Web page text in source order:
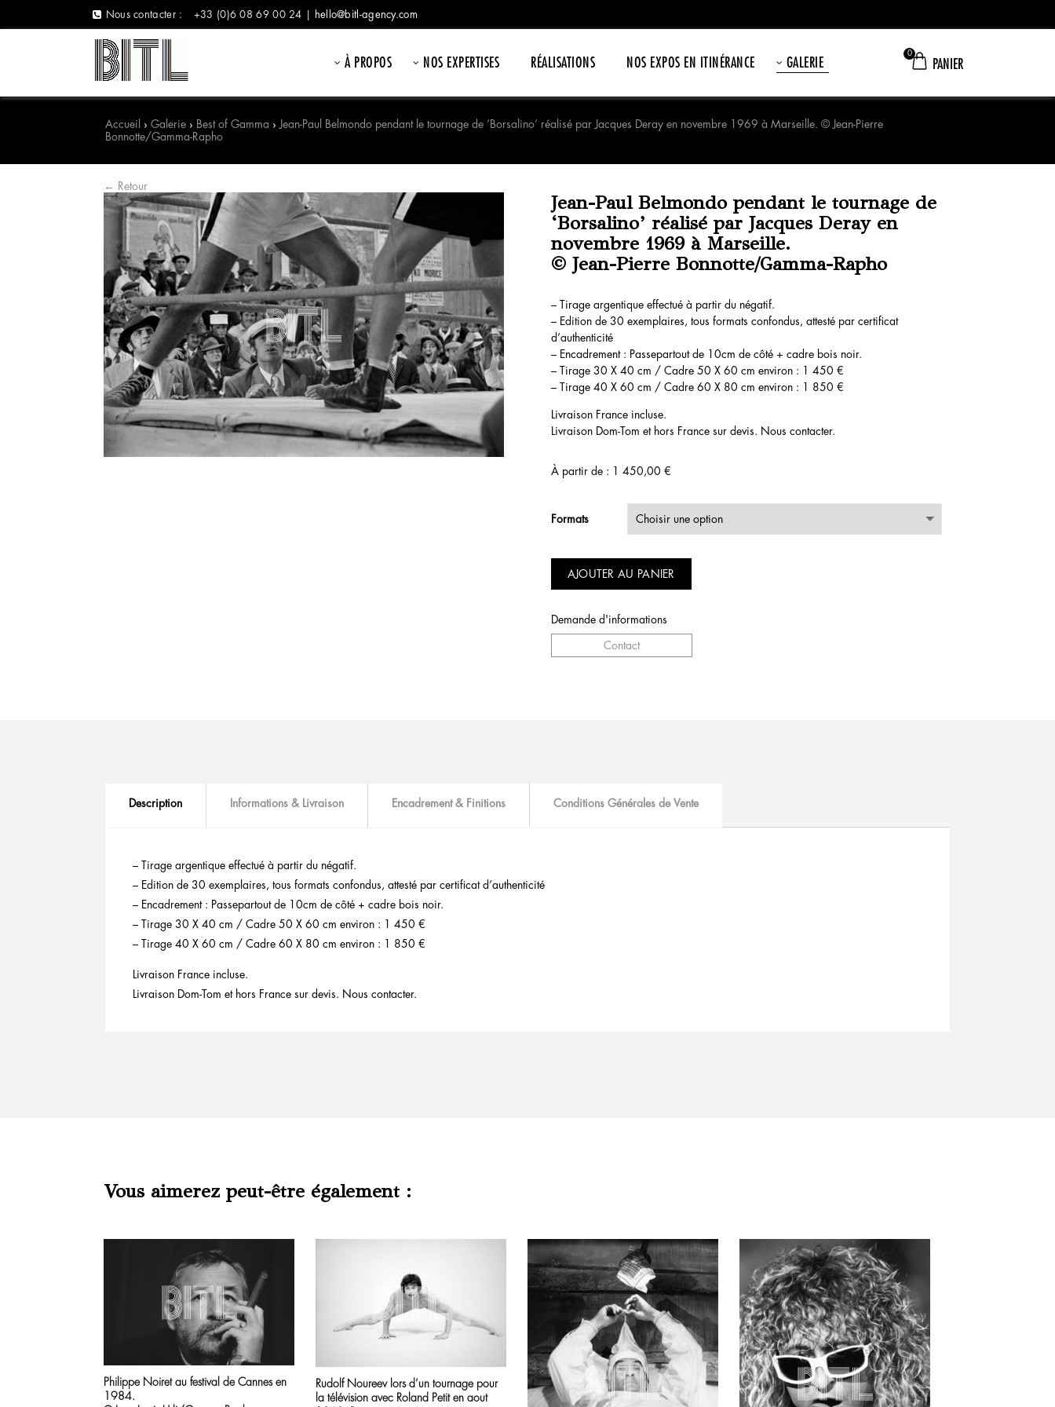
Nous contacter : +33 (0)6 08 69 00 24 | hello@bitl-agency.com
À PROPOS NOS EXPERTISES RÉALISATIONS NOS EXPOS EN ITINÉRANCE GALERIE
0
PANIER
Accueil ›Galerie › Best of Gamma ›
Jean-Paul Belmondo pendant le tournage de ‘Borsalino’ réalisé par Jacques Deray en novembre 1969 à Marseille. © Jean-Pierre
Bonnotte/Gamma-Rapho
← Retour
Jean-Paul Belmondo pendant le tournage de
‘Borsalino’ réalisé par Jacques Deray en
novembre 1969 à Marseille.
© Jean-Pierre Bonnotte/Gamma-Rapho
– Tirage argentique effectué à partir du négatif.
– Edition de 30 exemplaires, tous formats confondus, attesté par certificat
d’authenticité
– Encadrement : Passepartout de 10cm de côté + cadre bois noir.
– Tirage 30 X 40 cm / Cadre 50 X 60 cm environ : 1 450 €
– Tirage 40 X 60 cm / Cadre 60 X 80 cm environ : 1 850 €
Livraison France incluse.
Livraison Dom-Tom et hors France sur devis. Nous contacter.
À partir de : 1 450,00 €
Formats
AJOUTER AU PANIER
Demande d'informations
Contact
Description Informations & Livraison Encadrement & Finitions Conditions Générales de Vente
– Tirage argentique effectué à partir du négatif.
– Edition de 30 exemplaires, tous formats confondus, attesté par certificat d’authenticité
– Encadrement : Passepartout de 10cm de côté + cadre bois noir.
– Tirage 30 X 40 cm / Cadre 50 X 60 cm environ : 1 450 €
– Tirage 40 X 60 cm / Cadre 60 X 80 cm environ : 1 850 €
Livraison France incluse.
Livraison Dom-Tom et hors France sur devis. Nous contacter.
Vous aimerez peut-être également :
Produits similaires
Philippe Noiret au festival de Cannes en
1984.
Rudolf Noureev lors d’un tournage pour
la télévision avec Roland Petit en aout